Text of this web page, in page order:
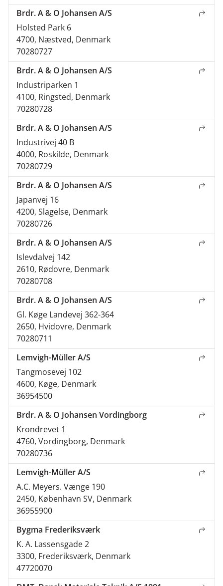
Brdr. A & O Johansen A/S
Holsted Park 6
4700, Næstved, Denmark
70280727
Brdr. A & O Johansen A/S
Industriparken 1
4100, Ringsted, Denmark
70280728
Brdr. A & O Johansen A/S
Industrivej 40 B
4000, Roskilde, Denmark
70280729
Brdr. A & O Johansen A/S
Japanvej 16
4200, Slagelse, Denmark
70280726
Brdr. A & O Johansen A/S
Islevdalvej 142
2610, Rødovre, Denmark
70280708
Brdr. A & O Johansen A/S
Gl. Køge Landevej 362-364
2650, Hvidovre, Denmark
70280711
Lemvigh-Müller A/S
Tangmosevej 102
4600, Køge, Denmark
36954500
Brdr. A & O Johansen Vordingborg
Krondrevet 1
4760, Vordingborg, Denmark
70280736
Lemvigh-Müller A/S
A.C. Meyers. Vænge 190
2450, København SV, Denmark
36955900
Bygma Frederiksværk
K. A. Lassensgade 2
3300, Frederiksværk, Denmark
47720070